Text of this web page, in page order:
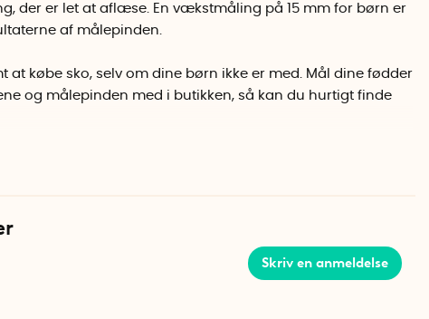
der er let at aflæse. En vækstmåling på 15 mm for børn er
af målepinden.
at købe sko, selv om dine børn ikke er med. Mål dine fødder
og målepinden med i butikken, så kan du hurtigt finde
Træk 15 mm vækstmålet fra resultatet.
Skriv en anmeldelse